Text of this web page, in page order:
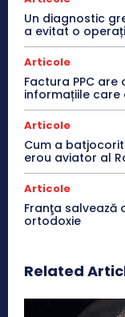
Un diagnostic
a evitat o
Articole
Factura PPC
informațiile care
Articole
Cum a
erou aviator al
Articole
Franţa salvează
ortodoxie
Related